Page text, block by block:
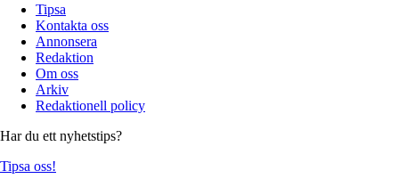
Tipsa
Kontakta oss
Annonsera
Redaktion
Om oss
Arkiv
Redaktionell policy
Har du ett nyhetstips?
Tipsa oss!